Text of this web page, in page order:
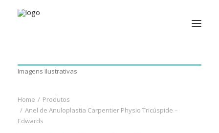
Imagens ilustrativas
Home
Produtos
Anel de Anuloplastia Carpentier Physio Tricúspide –
Edwards